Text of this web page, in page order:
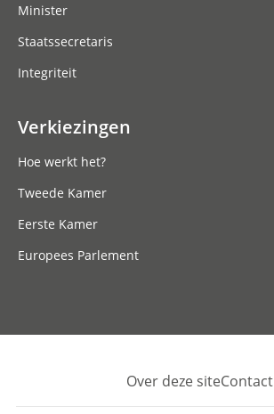
Minister
Staatssecretaris
Integriteit
Verkiezingen
Hoe werkt het?
Tweede Kamer
Eerste Kamer
Europees Parlement
Footer
Over deze siteContact